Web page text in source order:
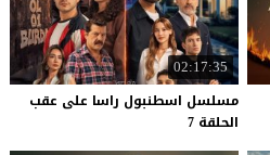
02:17:35
مسلسل اسطنبول راسا على عقب
الحلقة 7